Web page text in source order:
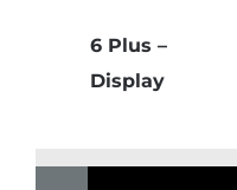
6 Plus –
Display